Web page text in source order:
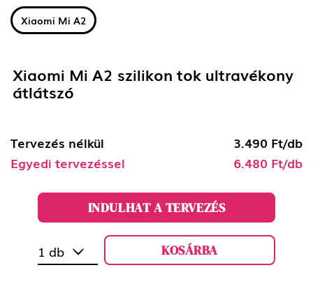
Xiaomi Mi A2
Xiaomi Mi A2 szilikon tok ultravékony
átlátszó
Tervezés nélkül
3.490 Ft/db
Egyedi tervezéssel
6.480 Ft/db
INDULHAT A TERVEZÉS
1 db KOSÁRBA